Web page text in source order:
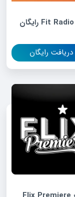
دریافت رایگان